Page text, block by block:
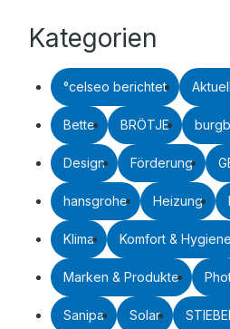
Kategorien
°celseo berichtet
Bette BRÖTJE
Design Förderung
hansgrohe Heizung
Klima Komfort &
Marken & Produkte
Sanipa Solar